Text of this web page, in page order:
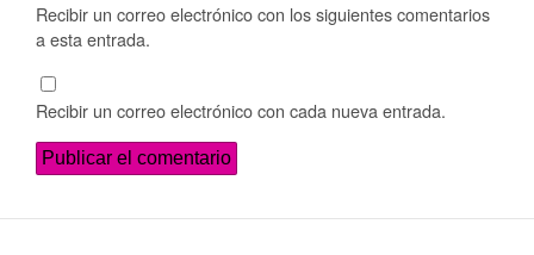
Recibir un correo electrónico con los siguientes comentarios
a esta entrada.
Recibir un correo electrónico con cada nueva entrada.